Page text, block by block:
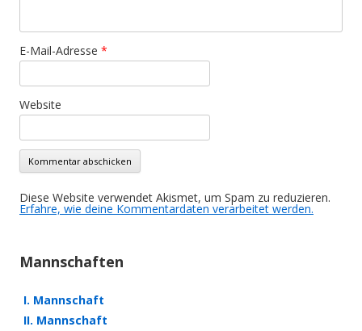
E-Mail-Adresse *
Website
Diese Website verwendet Akismet, um Spam zu reduzieren.
Erfahre, wie deine Kommentardaten verarbeitet werden.
Mannschaften
I. Mannschaft
II. Mannschaft